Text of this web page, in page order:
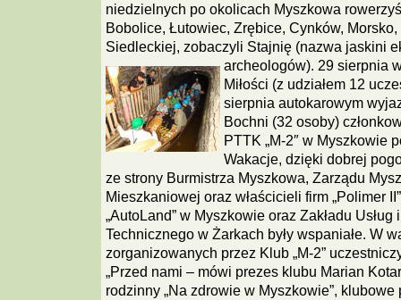
niedzielnych po okolicach Myszkowa
Bobolice, Łutowiec, Zrębice, Cynków,
Siedleckiej, zobaczyli Stajnię (nazwa jaskini
archeologów). 29 sierpnia
Miłości (z udziałem 12
sierpnia autokarowym
Bochni (32 osoby)
PTTK „M-2″ w Myszkowie
Wakacje, dzięki dobrej
ze strony Burmistrza Myszkowa, Zarządu
Mieszkaniowej oraz właścicieli firm „Polimer
„AutoLand” w Myszkowie oraz Zakładu Usług
Technicznego w Żarkach były wspaniałe. W
zorganizowanych przez Klub „M-2”
„Przed nami – mówi prezes klubu Marian
rodzinny „Na zdrowie w Myszkowie”,